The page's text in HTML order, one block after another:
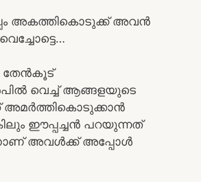
അകത്തികൊടുക്ക് അവൻ
തേൻകൂട്
വെച്ച് ആങ്ങളയുടെ
അമർത്തികൊടുക്കാൻ
ഈപ്പച്ചൻ പറയുന്നത്
അവൾക്ക് അപ്പോൾ